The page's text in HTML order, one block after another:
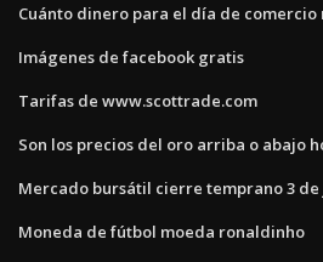
Cuánto dinero para el día de
Imágenes de facebook gratis
Tarifas de www.scottrade.com
Son los precios del oro arriba o abajo
Mercado bursátil cierre temprano 3
Moneda de fútbol moeda ronaldinho